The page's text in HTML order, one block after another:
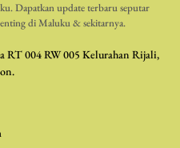
Dapatkan update terbaru seputar
di Maluku & sekitarnya.
RT 004 RW 005 Kelurahan Rijali,